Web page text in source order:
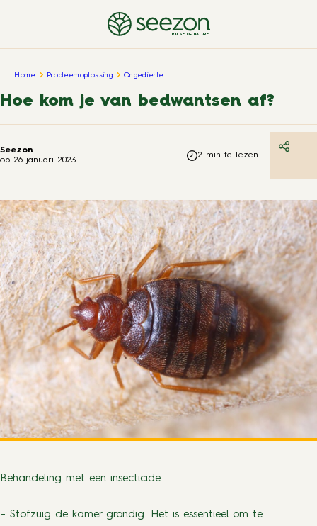
PULSE OF NATURE
Home Probleemoplossing Ongedierte
Hoe kom je van bedwantsen af?
Seezon
op 26 januari 2023
2 min te lezen
Behandeling met een insecticide
– Stofzuig de kamer grondig. Het is essentieel om te